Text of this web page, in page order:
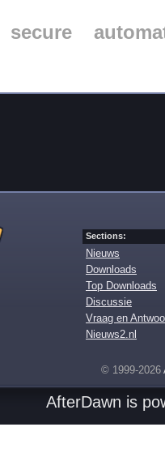
secure
Sections:
Nieuws
Downloads
Top Downloads
Discussie
Vraag en
Nieuws2.nl
© 1999-2026
AfterDawn is